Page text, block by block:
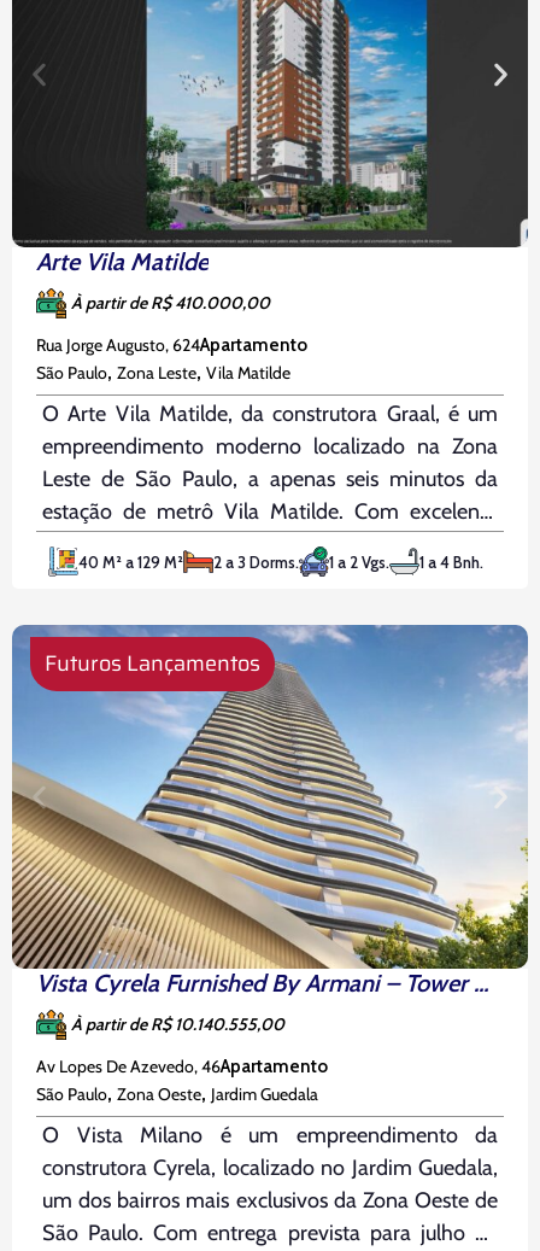
Arte Vila Matilde
À partir de R$ 410.000,00
Rua Jorge Augusto, 624Apartamento
São Paulo, Zona Leste, Vila Matilde
O Arte Vila Matilde, da construtora Graal, é um
empreendimento moderno localizado na Zona
Leste de São Paulo, a apenas seis minutos da
estação de metrô Vila Matilde. Com excelente
infraestrutura ao redor, o projeto está próximo de
academias, farmácias, mercados e diversas
40 M² a 129 M² 2 a 3 Dorms. 1 a 2 Vgs. 1 a 4 Bnh.
Vista Cyrela Furnished By Armani – Tower Milano
À partir de R$ 10.140.555,00
Av Lopes De Azevedo, 46Apartamento
São Paulo, Zona Oeste, Jardim Guedala
O Vista Milano é um empreendimento da
construtora Cyrela, localizado no Jardim Guedala,
um dos bairros mais exclusivos da Zona Oeste de
São Paulo. Com entrega prevista para julho de
Futuros Lançamentos